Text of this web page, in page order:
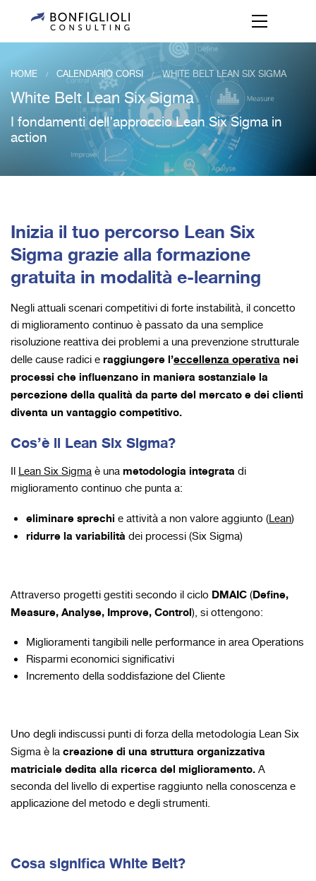
HOME / CALENDARIO CORSI / WHITE BELT LEAN SIX SIGMA
White Belt Lean Six Sigma
I fondamenti dell’approccio Lean Six Sigma in
action
Inizia il tuo percorso Lean Six
Sigma grazie alla formazione
gratuita in modalità e-learning
Negli attuali scenari competitivi di forte instabilità, il concetto
di miglioramento continuo è passato da una semplice
risoluzione reattiva dei problemi a una prevenzione strutturale
delle cause radici eraggiungere l’eccellenza operativanei
processi che influenzano in maniera sostanziale la
percezione della qualità da parte del mercato e dei clienti
diventa un vantaggio competitivo.
Cos’è il Lean Six Sigma?
IlLean Six Sigmaè unametodologia integrata di
miglioramento continuo che punta a:
eliminare sprechi e attività a non valore aggiunto (Lean)
ridurre la variabilità dei processi (Six Sigma)
Attraverso progetti gestiti secondo il ciclo DMAIC(Define,
Measure, Analyse, Improve, Control), si ottengono:
Miglioramenti tangibili nelle performance in area Operations
Risparmi economici significativi
Incremento della soddisfazione del Cliente
Uno degli indiscussi punti di forza della metodologia Lean Six
Sigma è lacreazione di una struttura organizzativa
matriciale dedita alla ricerca del miglioramento.A
seconda del livello di expertise raggiunto nella conoscenza e
applicazione del metodo e degli strumenti.
Cosa significa White Belt?